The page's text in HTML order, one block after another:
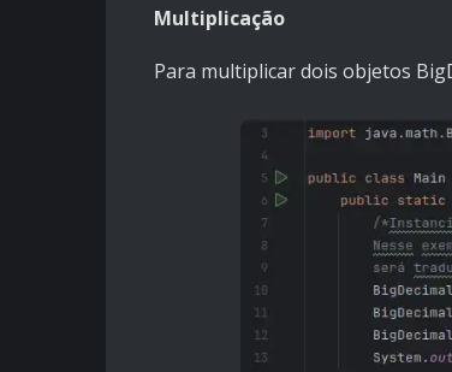
Multiplicação
Para multiplicar dois objetos